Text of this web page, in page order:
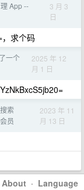
App --
3 月 3
日
求个码
一个
2025 年 12
月 1 日
索
员
2023 年 11
月 13 日
About · Language